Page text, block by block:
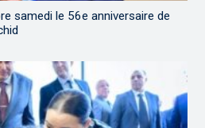
samedi le 56e anniversaire de